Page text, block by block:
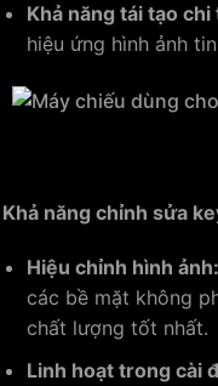
Khả năng tái tạo chi
hiệu ứng hình ảnh
Khả năng chỉnh sửa
Hiệu chỉnh hình ảnh:
các bề mặt không
chất lượng tốt nhất.
Linh hoạt trong cài